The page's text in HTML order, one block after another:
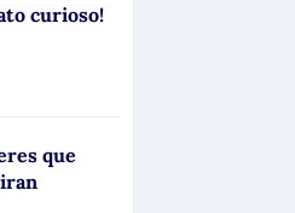
curioso!
que